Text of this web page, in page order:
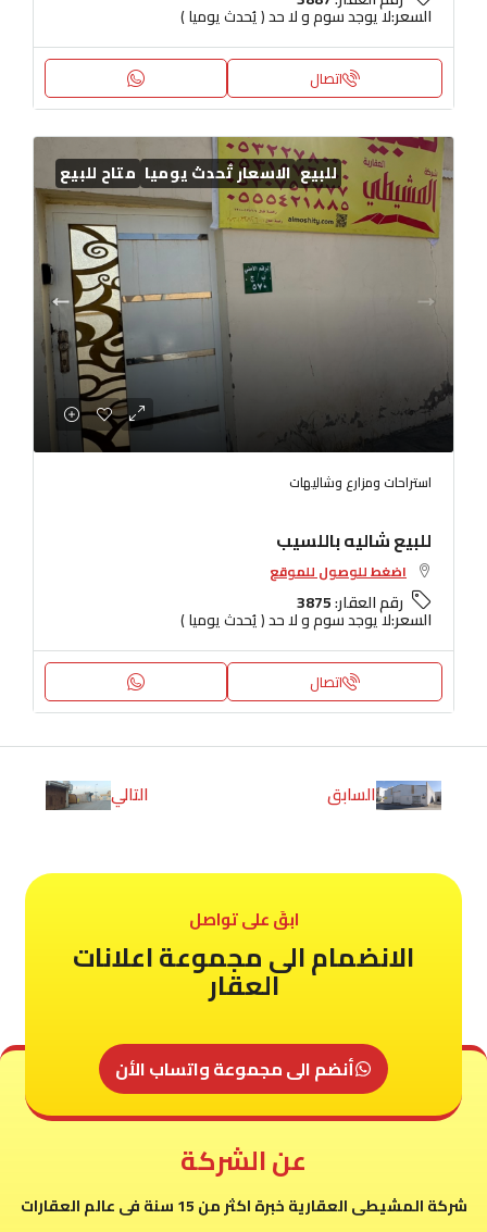
السعر:لا يوجد سوم و لا حد ( يُحدث يوميا )
اتصال
للبيع الاسعار تُحدث يوميا متاح للبيع
استراحات ومزارع وشاليهات
للبيع شاليه باللسيب
اضغط للوصول للموقع
رقم العقار:3875
السعر:لا يوجد سوم و لا حد ( يُحدث يوميا )
اتصال
السابق التالي
ابقَ على تواصل
الانضمام الى مجموعة اعلانات
العقار
أنضم الى مجموعة واتساب الأن
عن الشركة
شركة المشيطى العقارية خبرة اكثر من 15 سنة فى عالم العقارات